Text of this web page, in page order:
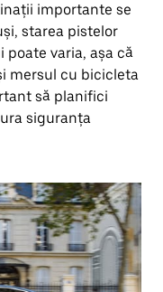
importante se
starea pistelor
varia, așa că
mersul cu bicicleta
să planifici
siguranța